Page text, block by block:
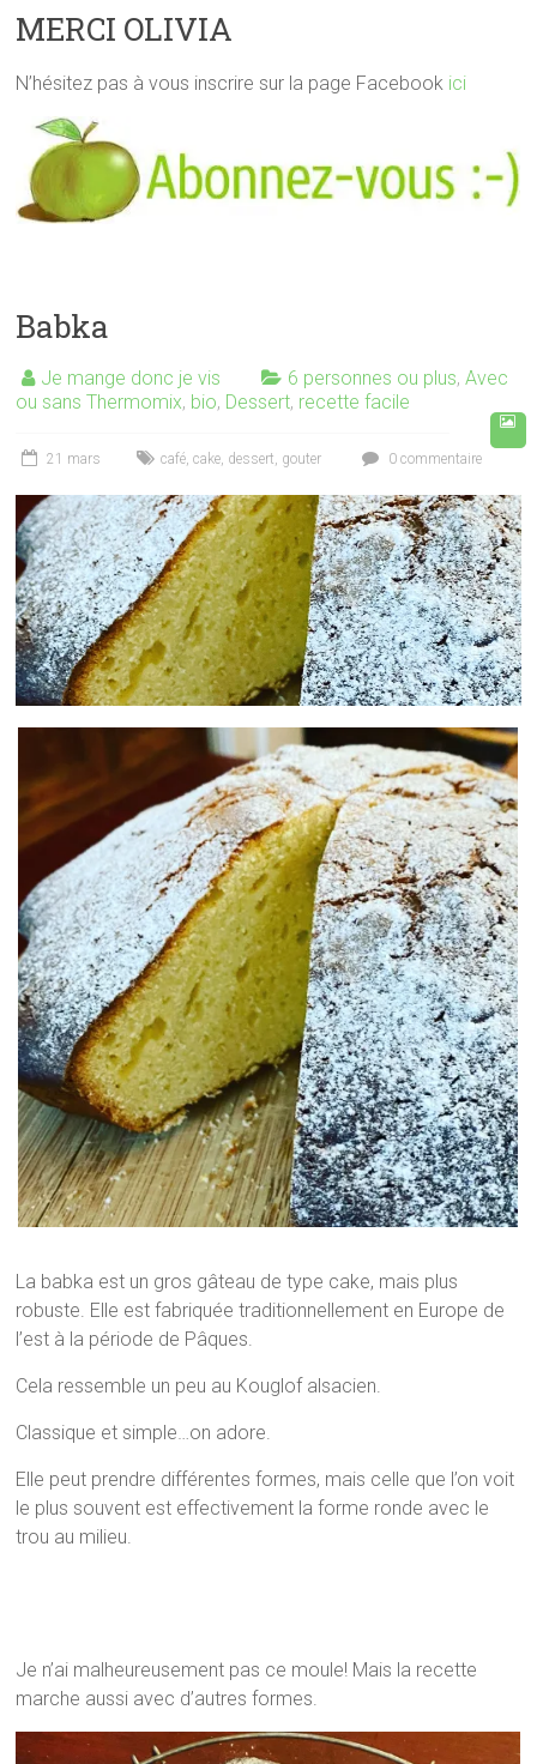
MERCI OLIVIA
N’hésitez pas à vous inscrire sur la page Facebook ici
Babka
Je mange donc je vis 6 personnes ou plus,Avec
ou sans Thermomix, bio, Dessert, recette facile
21 mars café,cake, dessert, gouter 0 commentaire
La babka est un gros gâteau de type cake, mais plus
robuste. Elle est fabriquée traditionnellement en Europe de
l’est à la période de Pâques.
Cela ressemble un peu au Kouglof alsacien.
Classique et simple…on adore.
Elle peut prendre différentes formes, mais celle que l’on voit
le plus souvent est effectivement la forme ronde avec le
trou au milieu.
Je n’ai malheureusement pas ce moule! Mais la recette
marche aussi avec d’autres formes.